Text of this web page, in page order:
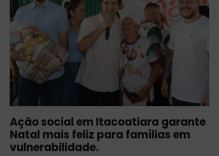
Ação social em Itacoatiara garante
Natal mais feliz para famílias em
vulnerabilidade.